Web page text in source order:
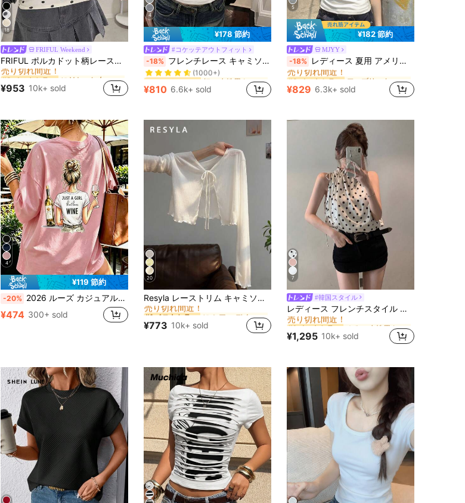
18
FRIFUL Weekend
FRIFUL ポルカドット柄レーストリム付き タイフロントTシャツ、夏用グラフィックTシャツ(レディース)
#2 ベストセラー
売り切れ間近！
#2 ベストセラー
売り切れ間近！
#2 ベストセラー
売り切れ間近！
#2 ベストセラー に Vネック 女性用トップス、ブラウス、Tシャツ
¥953 10k+ sold
4
¥178 節約
#コケッテアウトフィット
-18% フレンチレース キャミソールトップ パッド入りバスト ホワイト アンダーシャツ カジュアル
#7 ベストセラー
(1000+)
#7 ベストセラー
(1000+)
#7 ベストセラー
(1000+)
#7 ベストセラー
短い 女性用タンクトップ&キャミス
¥810 6.6k+ sold
5
¥182 節約
MJYY
-18% レディース 夏用 アメリカン柄 フィット 半袖Tシャツ ホワイト カジュアルトップス
#9 ベストセラー
売り切れ間近！
#9 ベストセラー
売り切れ間近！
#9 ベストセラー
売り切れ間近！
#9 ベストセラー ファブリック 女性用Tシャツ
¥829 6.3k+ sold
4
¥119 節約
-20% 2026 ルーズ カジュアル「Just A Girl Who Loves To Drink」グラフィックTシャツ、ヨーロッパ・アメリカンスタイル 半袖 夏 ピンク、エステティック
¥474 300+ sold
20
Resyla レーストリム キャミソールドレスカバーアップ、長袖ニットシアーカバーアップトップ レディース、夏
#1 ベストセラー に シアー デイリーシャツ
売り切れ間近！
#1 ベストセラー
売り切れ間近！
#1 ベストセラー
売り切れ間近！
#1 ベストセラー に シアー デイリーシャツ
¥773 10k+ sold
7
#韓国スタイル
レディース フレンチスタイル ブラック水玉柄 サテン ドローストリング バッド ルーズ タンクトップ ホワイト
#1 ベストセラー
売り切れ間近！
#1 ベストセラー
売り切れ間近！
#1 ベストセラー
売り切れ間近！
#1 ベストセラー ゆるい 女性用タンクトップ&キャミス
¥1,295 10k+ sold